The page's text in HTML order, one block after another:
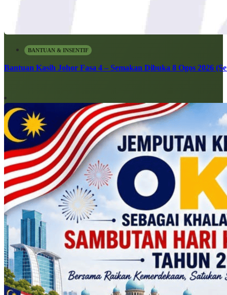
BANTUAN & INSENTIF
Bantuan Kasih Johor Fasa 4 – Semakan Dibuka 8 Ogos 2026